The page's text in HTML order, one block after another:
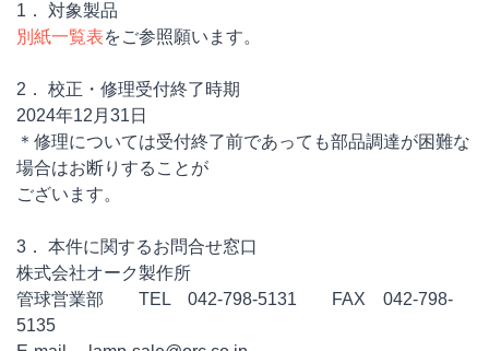
1． 対象製品
別紙一覧表をご参照願います。
2． 校正・修理受付終了時期
2024年12月31日
＊修理については受付終了前であっても部品調達が困難な
場合はお断りすることが
ございます。
3． 本件に関するお問合せ窓口
株式会社オーク製作所
管球営業部 TEL 042-798-5131 FAX 042-798-
5135